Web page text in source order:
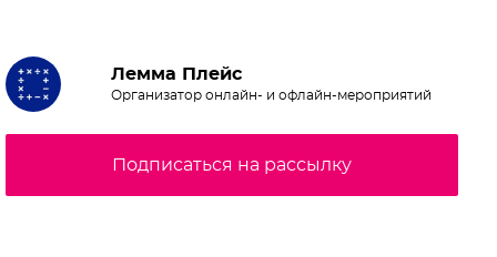
Лемма Плейс
Организатор онлайн- и офлайн-мероприятий
Подписаться на рассылку